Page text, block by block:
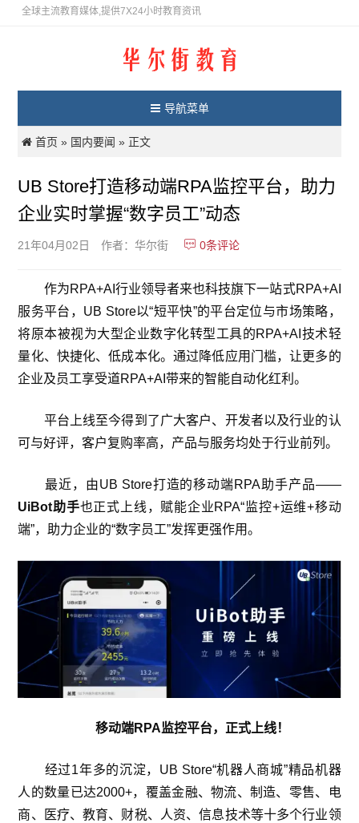
全球主流教育媒体,提供7X24小时教育资讯
导航菜单
首页 » 国内要闻 » 正文
UB Store打造移动端RPA监控平台，助力
企业实时掌握“数字员工”动态
21年04月02日 作者：华尔街 0条评论
作为RPA+AI行业领导者来也科技旗下一站式RPA+AI
服务平台，UB Store以“短平快”的平台定位与市场策略，
将原本被视为大型企业数字化转型工具的RPA+AI技术轻
量化、快捷化、低成本化。通过降低应用门槛，让更多的
企业及员工享受道RPA+AI带来的智能自动化红利。
平台上线至今得到了广大客户、开发者以及行业的认
可与好评，客户复购率高，产品与服务均处于行业前列。
最近，由UB Store打造的移动端RPA助手产品——
UiBot助手也正式上线，赋能企业RPA“监控+运维+移动
端”，助力企业的“数字员工”发挥更强作用。
移动端RPA监控平台，正式上线！
经过1年多的沉淀，UB Store“机器人商城”精品机器
人的数量已达2000+，覆盖金融、物流、制造、零售、电
商、医疗、教育、财税、人资、信息技术等十多个行业领